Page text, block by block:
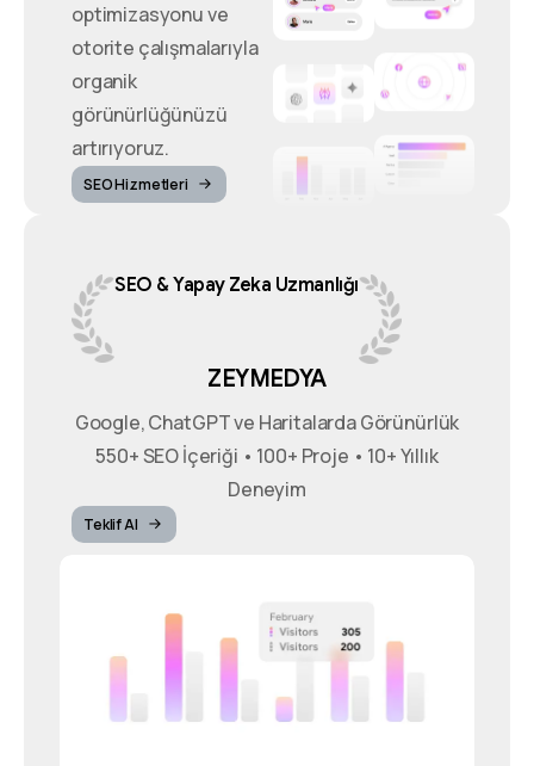
optimizasyonu ve
otorite çalışmalarıyla
organik
görünürlüğünüzü
artırıyoruz.
SEO Hizmetleri
SEO &Yapay Zeka Uzmanlığı
ZEYMEDYA
Google, ChatGPT ve Haritalarda Görünürlük
550+ SEO İçeriği • 100+ Proje • 10+ Yıllık
Deneyim
Teklif Al